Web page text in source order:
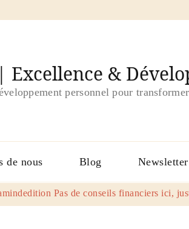
&
personnel pour
de nous Blog Newsletter
Pas de conseils financiers ici,